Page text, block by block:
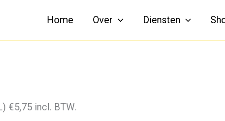
Home Over Diensten
€5,75 incl. BTW.